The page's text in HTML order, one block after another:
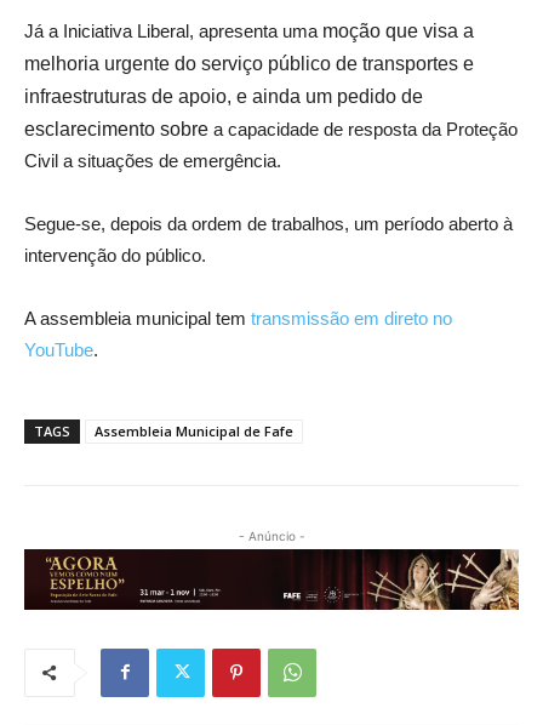
Já a Iniciativa Liberal, apresenta uma moção que visa a
melhoria urgente do serviço público de transportes e
infraestruturas de apoio, e ainda um pedido de
esclarecimento sobre a capacidade de resposta da Proteção
Civil a situações de emergência.
Segue-se, depois da ordem de trabalhos, um período aberto à
intervenção do público.
A assembleia municipal tem transmissão em direto no
YouTube.
TAGS Assembleia Municipal de Fafe
- Anúncio -